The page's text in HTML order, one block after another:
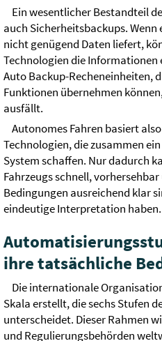
Ein wesentlicher Bestandteil
auch Sicherheitsbackups. Wenn
nicht genügend Daten liefert,
Technologien die Informationen
Auto Backup-Recheneinheiten,
Funktionen übernehmen
ausfällt.
Autonomes Fahren basiert
Technologien, die zusammen
System schaffen. Nur dadurch
Fahrzeugs schnell,
Bedingungen ausreichend klar
eindeutige Interpretation haben.
ihre tatsächliche
Die internationale
Skala erstellt, die sechs Stufen
unterscheidet. Dieser Rahmen
und Regulierungsbehörden